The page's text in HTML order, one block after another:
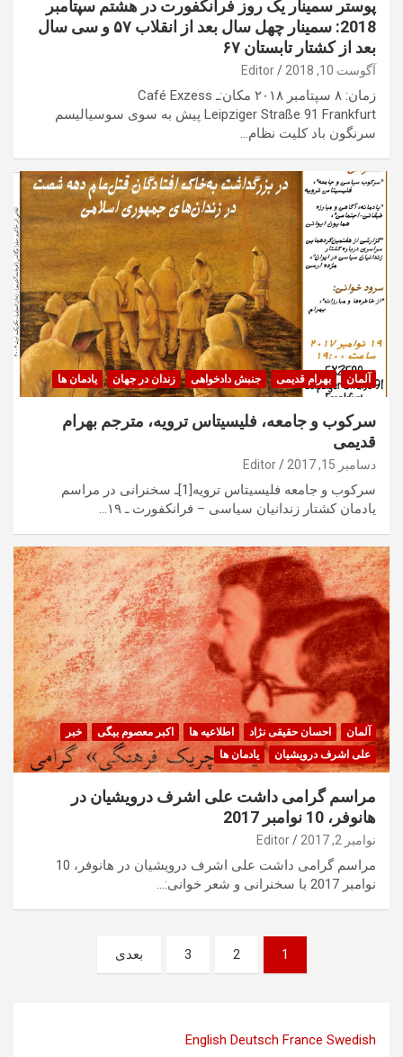
پوستر سمینار یک روز فرانکفورت در هشتم سپتامبر
2018: سمینار چهل سال بعد از انقلاب ۵۷ و سی سال
بعد از کشتار تابستان ۶۷
آگوست 10, 2018 Editor
زمان: ۸ سپتامبر ۲۰۱۸ مکان:ـ Café Exzess
Leipziger Straße 91 Frankfurt پیش به سوی سوسیالیسم
سرنگون باد کلیت نظام…
آلمان بهرام قدیمی جنبش دادخواهی زندان در جهان یادمان ها
سرکوب و جامعه، فلیسیتاس ترویه، مترجم بهرام
قدیمی
دسامبر 15, 2017 Editor
سرکوب و جامعه فلیسیتاس ترویه[1]ـ سخنرانی در مراسم
یادمان کشتار زندانیان سیاسی – فرانکفورت ـ ۱۹…
آلمان احسان حقیقی نژاد اطلاعیه ها اکبر معصوم بیگی
خبر
علی اشرف درویشیان
یادمان ها
مراسم گرامی داشت علی اشرف درویشیان در
هانوفر، 10 نوامبر 2017
نوامبر 2, 2017 Editor
مراسم گرامی داشت علی اشرف درویشیان در هانوفر، 10
نوامبر 2017 با سخنرانی و شعر خوانی:…
1
2
3 بعدی
English Deutsch France Swedish